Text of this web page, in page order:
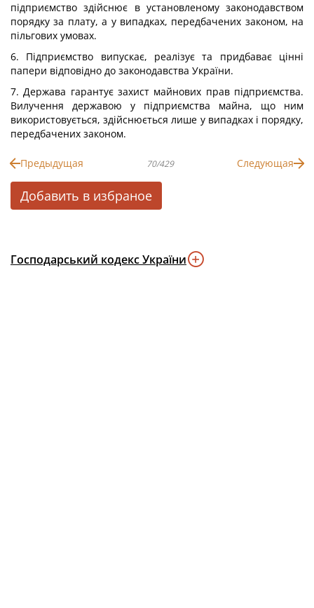
підприємство здійснює в установленому законодавством
порядку за плату, а у випадках, передбачених законом, на
пільгових умовах.
6. Підприємство випускає, реалізує та придбаває цінні
папери відповідно до законодавства України.
7. Держава гарантує захист майнових прав підприємства.
Вилучення державою у підприємства майна, що ним
використовується, здійснюється лише у випадках і порядку,
передбачених законом.
Предыдущая 70/429 Следующая
Добавить в избраное
Господарський кодекс України